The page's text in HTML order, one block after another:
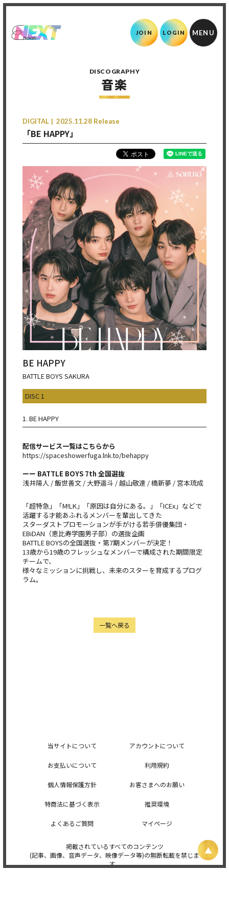
JOIN LOGIN
DISCOGRAPHY
音楽
DIGITAL 2025.11.28 Release
「BE HAPPY」
BE HAPPY
BATTLE BOYS SAKURA
DISC 1
1. BE HAPPY
配信サービス一覧はこちらから
https://spaceshowerfuga.lnk.to/behappy​
ーー BATTLE BOYS 7th 全国選抜
浅井陽人 / 飯世善文 / 大野遥斗 / 越山敬達 / 橋新夢 / 宮本琉成
「超特急」「M!LK」「原因は自分にある。」「ICEx」などで
活躍する才能あふれるメンバーを輩出してきた
スターダストプロモーションが手がける若手俳優集団・
EBiDAN（恵比寿学園男子部）の選抜企画
BATTLE BOYSの全国選抜・第7期メンバーが決定！
13歳から19歳のフレッシュなメンバーで構成された期間限定
チームで、
様々なミッションに挑戦し、未来のスターを育成するプログ
ラム。
一覧へ戻る
当サイトについて アカウントについて
お支払いについて 利用規約
個人情報保護方針 お客さまへのお願い
特商法に基づく表示 推奨環境
よくあるご質問 マイページ
掲載されているすべてのコンテンツ
(記事、画像、音声データ、映像データ等)の無断転載を禁じま
す。